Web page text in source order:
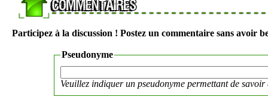
Participez à la discussion ! Postez un commentaire sans avoir
Pseudonyme
Veuillez indiquer un pseudonyme permettant de savoir